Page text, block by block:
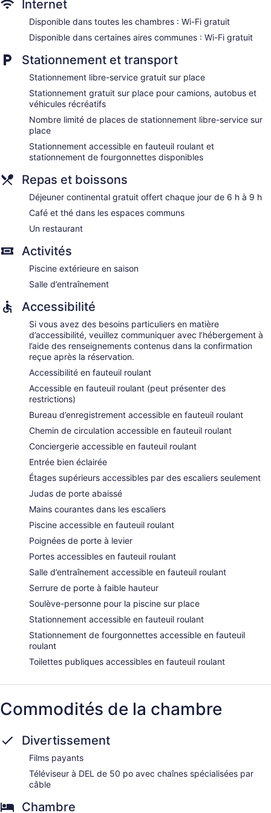
Internet
Disponible dans toutes les chambres : Wi-Fi gratuit
Disponible dans certaines aires communes : Wi-Fi gratuit
Stationnement et transport
Stationnement libre-service gratuit sur place
Stationnement gratuit sur place pour camions, autobus et
véhicules récréatifs
Nombre limité de places de stationnement libre-service sur
place
Stationnement accessible en fauteuil roulant et
stationnement de fourgonnettes disponibles
Repas et boissons
Déjeuner continental gratuit offert chaque jour de 6 h à 9 h
Café et thé dans les espaces communs
Un restaurant
Activités
Piscine extérieure en saison
Salle d’entraînement
Accessibilité
Si vous avez des besoins particuliers en matière
d’accessibilité, veuillez communiquer avec l’hébergement à
l’aide des renseignements contenus dans la confirmation
reçue après la réservation.
Accessibilité en fauteuil roulant
Accessible en fauteuil roulant (peut présenter des
restrictions)
Bureau d’enregistrement accessible en fauteuil roulant
Chemin de circulation accessible en fauteuil roulant
Conciergerie accessible en fauteuil roulant
Entrée bien éclairée
Étages supérieurs accessibles par des escaliers seulement
Judas de porte abaissé
Mains courantes dans les escaliers
Piscine accessible en fauteuil roulant
Poignées de porte à levier
Portes accessibles en fauteuil roulant
Salle d’entraînement accessible en fauteuil roulant
Serrure de porte à faible hauteur
Soulève-personne pour la piscine sur place
Stationnement accessible en fauteuil roulant
Stationnement de fourgonnettes accessible en fauteuil
roulant
Toilettes publiques accessibles en fauteuil roulant
Commodités de la chambre
Divertissement
Films payants
Téléviseur à DEL de 50 po avec chaînes spécialisées par
câble
Chambre